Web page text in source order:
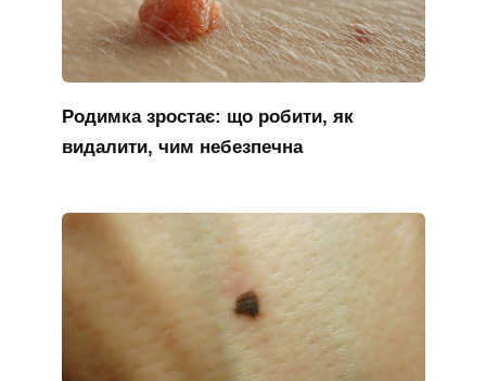
Родимка зростає: що робити, як
видалити, чим небезпечна